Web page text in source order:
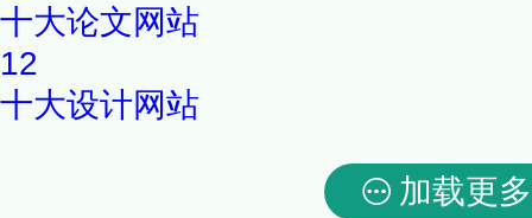
十大论文网站
12
十大设计网站
加载更多